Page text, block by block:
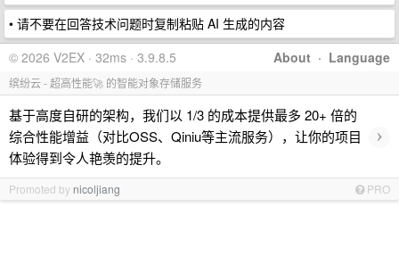
• 请不要在回答技术问题时复制粘贴 AI 生成的内容
About · Language
© 2026 V2EX · 32ms · 3.9.8.5
缤纷云 - 超高性能🚀 的智能对象存储服务
基于高度自研的架构，我们以 1/3 的成本提供最多 20+ 倍的
综合性能增益（对比OSS、Qiniu等主流服务），让你的项目
体验得到令人艳羡的提升。
›
Promoted by nicoljiang PRO